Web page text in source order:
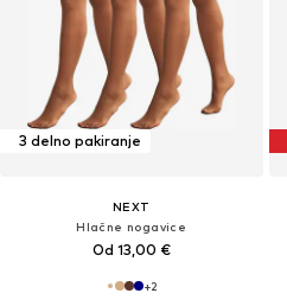
3 delno pakiranje
NEXT
Hlačne nogavice
Od 13,00 €
+2